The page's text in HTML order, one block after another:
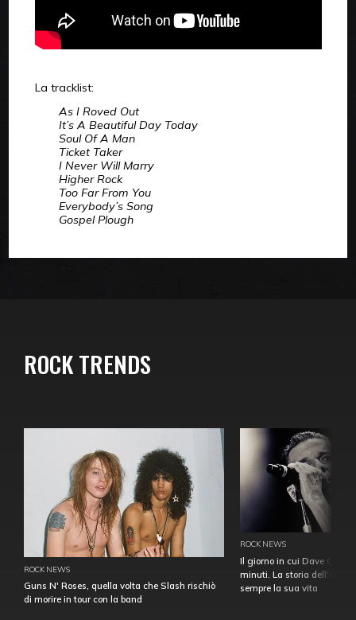
La tracklist:
As I Roved Out
It’s A Beautiful Day Today
Soul Of A Man
Ticket Taker
I Never Will Marry
Higher Rock
Too Far From You
Everybody’s Song
Gospel Plough
ROCK TRENDS
ROCK NEWS
Guns N' Roses, quella volta che Slash rischiò
di morire in tour con la band
ROCK NEWS
Il giorno in cui Dave
minuti. La storia
sempre la sua vita